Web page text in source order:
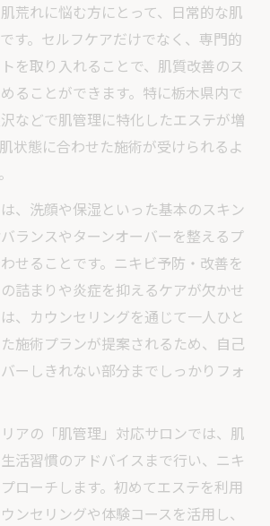
荒れに悩む方にとって、日常的な肌
す。セルフケアだけでなく、専門的
を取り入れることで、肌質改善のス
ることができます。特に栃木県内で
などで肌管理に特化したエステが増
状態に合わせた施術が受けられるよ
、洗顔や保湿といった基本のスキン
ランスやターンオーバーを整えるプ
せることです。ニキビ予防・改善を
詰まりや炎症を抑えるケアが欠かせ
、カウンセリングを通じて一人ひと
施術プランが提案されるため、自己
ーしきれない部分までしっかりフォ
アの「肌管理」対応サロンでは、肌
活習慣のアドバイスまで行い、ニキ
ローチします。初めてエステを利用
ンセリングや体験コースを活用し、